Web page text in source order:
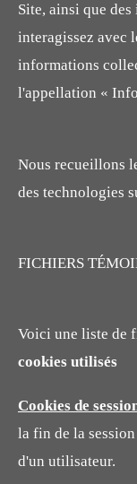
Site, ainsi que
interagissez avec
informations
l'appellation «
Nous recueillons
des technologies
FICHIERS
Voici une liste de
cookies utilisés
Cookies de
la fin de la
d'un utilisateur.